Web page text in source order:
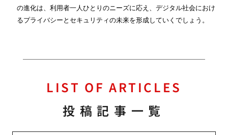
の進化は、利用者一人ひとりのニーズに応え、デジタル社会におけ
るプライバシーとセキュリティの未来を形成していくでしょう。
LIST OF ARTICLES
投稿記事一覧